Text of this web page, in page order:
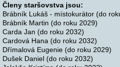
Členy staršovstva jsou:
Brábník Lukáš - místokurátor (do
Brábník Martin (do roku 2029)
Carda Jan (do roku 2032)
Cardová Hana (do roku 2032)
Dřímalová Eugenie (do roku 2029)
Dušek Daniel (do roku 2032)